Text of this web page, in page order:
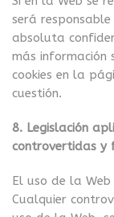
será
absoluta
más información
cookies en la
cuestión.
8. Legislación
controvertidas y
El uso de la
Cualquier